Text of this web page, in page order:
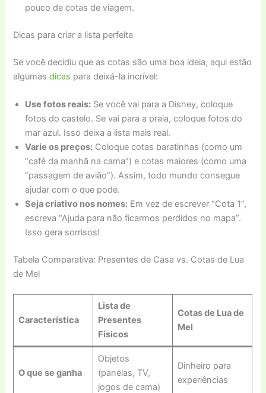
pouco de cotas de viagem.
Dicas para criar a lista perfeita
Se você decidiu que as cotas são uma boa ideia, aqui estão
algumasdicas para deixá-la incrível:
Use fotos reais: Se você vai para a Disney, coloque
fotos do castelo. Se vai para a praia, coloque fotos do
mar azul. Isso deixa a lista mais real.
Varie os preços: Coloque cotas baratinhas (como um
“café da manhã na cama”) e cotas maiores (como uma
“passagem de avião”). Assim, todo mundo consegue
ajudar com o que pode.
Seja criativo nos nomes: Em vez de escrever “Cota 1”,
escreva “Ajuda para não ficarmos perdidos no mapa”.
Isso gera sorrisos!
Tabela Comparativa: Presentes de Casa vs. Cotas de Lua
de Mel
Característica
Lista de
Presentes
Físicos
Cotas de Lua de
Mel
O que se ganha
Objetos
(panelas, TV,
jogos de cama)
Dinheiro para
experiências